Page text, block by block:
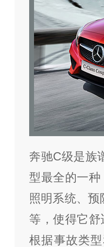
奔驰C级是族
型最全的一
照明系统、
等，使得它
根据事故类